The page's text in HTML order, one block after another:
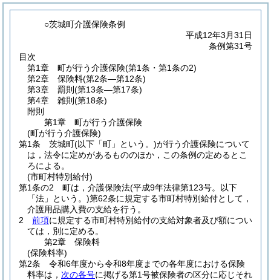
○茨城町介護保険条例
平成12年3月31日
条例第31号
目次
第1章
町が行う介護保険(第1条・第1条の2)
第2章
保険料(第2条―第12条)
第3章
罰則 (第13条―第17条)
第4章
雑則 (第18条)
附則
第1章
町が行う介護保険
(町が行う介護保険)
第1条
茨城町(以下「町」という。)が行う介護保険について
は，法令に定めがあるもののほか，この条例の定めるとこ
ろによる。
(市町村特別給付)
第1条の2
町は，介護保険法(平成9年法律第123号。以下
「法」という。)第62条に規定する市町村特別給付として，
介護用品購入費の支給を行う。
2
前項に規定する市町村特別給付の支給対象者及び額につい
ては，別に定める。
第2章
保険料
(保険料率)
第2条
令和6年度から令和8年度までの各年度における保険
料率は， 次の各号に掲げる第1号被保険者の区分に応じそれ